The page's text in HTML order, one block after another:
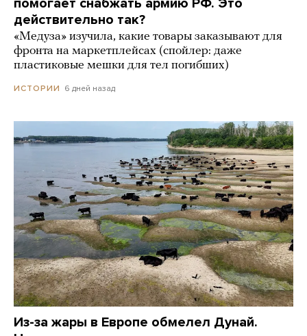
действительно так?
«Медуза» изучила, какие товары заказывают для
фронта на маркетплейсах (спойлер: даже
пластиковые мешки для тел погибших)
ИСТОРИИ 6 дней назад
Из-за жары в Европе обмелел Дунай.